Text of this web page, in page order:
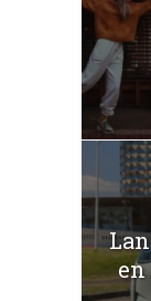
en